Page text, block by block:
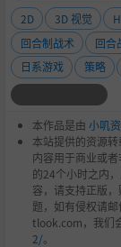
2D 3D 视觉 H
回合制战术
回合
日系游戏
策略
本作品是由 小叽
本站提供的资源
内容用于商业或
的24个小时之内
容，请支持正版
题，如有侵权请
tlook.com，我们
2/。